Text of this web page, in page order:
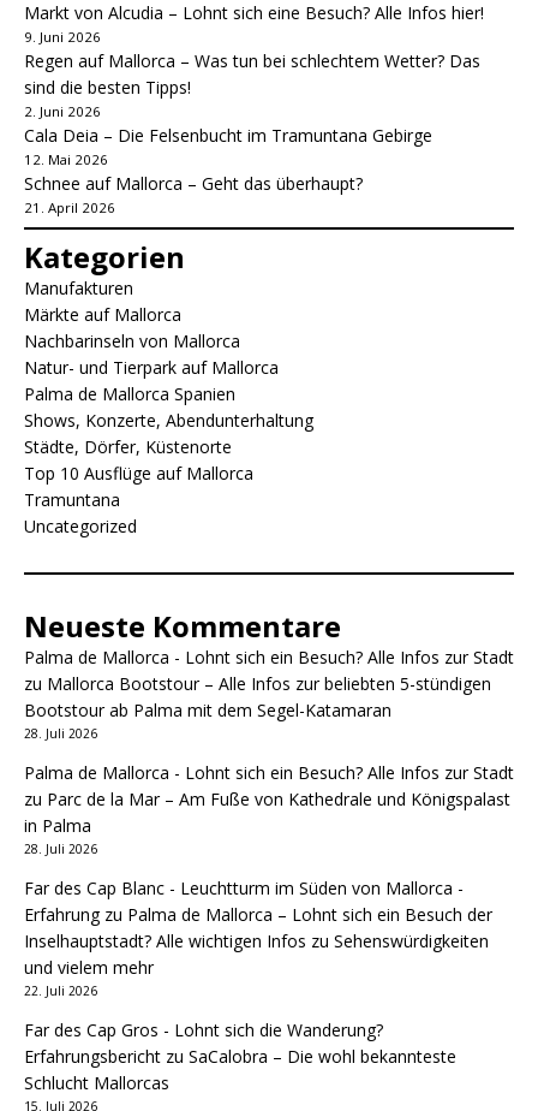
Markt von Alcudia – Lohnt sich eine Besuch? Alle Infos hier!
9. Juni 2026
Regen auf Mallorca – Was tun bei schlechtem Wetter? Das
sind die besten Tipps!
2. Juni 2026
Cala Deia – Die Felsenbucht im Tramuntana Gebirge
12. Mai 2026
Schnee auf Mallorca – Geht das überhaupt?
21. April 2026
Kategorien
Manufakturen
Märkte auf Mallorca
Nachbarinseln von Mallorca
Natur- und Tierpark auf Mallorca
Palma de Mallorca Spanien
Shows, Konzerte, Abendunterhaltung
Städte, Dörfer, Küstenorte
Top 10 Ausflüge auf Mallorca
Tramuntana
Uncategorized
Neueste Kommentare
Palma de Mallorca - Lohnt sich ein Besuch? Alle Infos zur Stadt
zu Mallorca Bootstour – Alle Infos zur beliebten 5-stündigen
Bootstour ab Palma mit dem Segel-Katamaran
28. Juli 2026
Palma de Mallorca - Lohnt sich ein Besuch? Alle Infos zur Stadt
zu Parc de la Mar – Am Fuße von Kathedrale und Königspalast
in Palma
28. Juli 2026
Far des Cap Blanc - Leuchtturm im Süden von Mallorca -
Erfahrungzu Palma de Mallorca – Lohnt sich ein Besuch der
Inselhauptstadt? Alle wichtigen Infos zu Sehenswürdigkeiten
und vielem mehr
22. Juli 2026
Far des Cap Gros - Lohnt sich die Wanderung?
Erfahrungsbericht zu SaCalobra – Die wohl bekannteste
Schlucht Mallorcas
15. Juli 2026